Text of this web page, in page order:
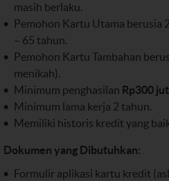
masih berlaku.
Pemohon Kartu Utama berusia
– 65 tahun.
Pemohon Kartu Tambahan
menikah).
Minimum penghasilan Rp300
Minimum lama kerja 2 tahun.
Memiliki historis kredit yang
Dokumen yang Dibutuhkan:
Formulir aplikasi kartu kredit